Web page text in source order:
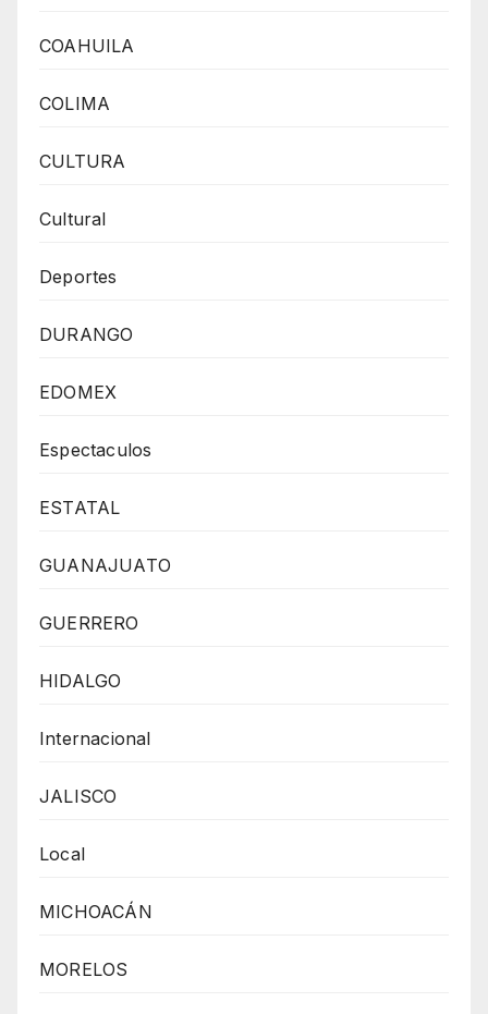
COAHUILA
COLIMA
CULTURA
Cultural
Deportes
DURANGO
EDOMEX
Espectaculos
ESTATAL
GUANAJUATO
GUERRERO
HIDALGO
Internacional
JALISCO
Local
MICHOACÁN
MORELOS